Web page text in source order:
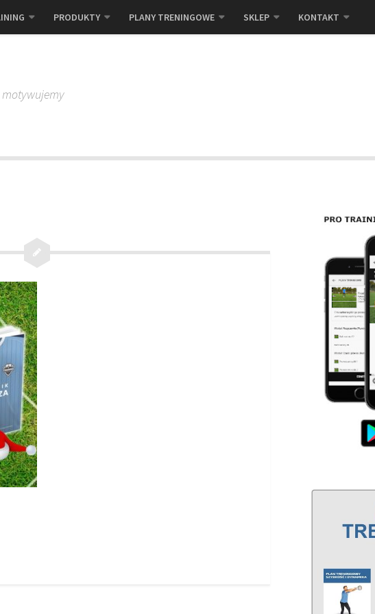
PRODUKTY PLANY TRENINGOWE SKLEP KONTAKT